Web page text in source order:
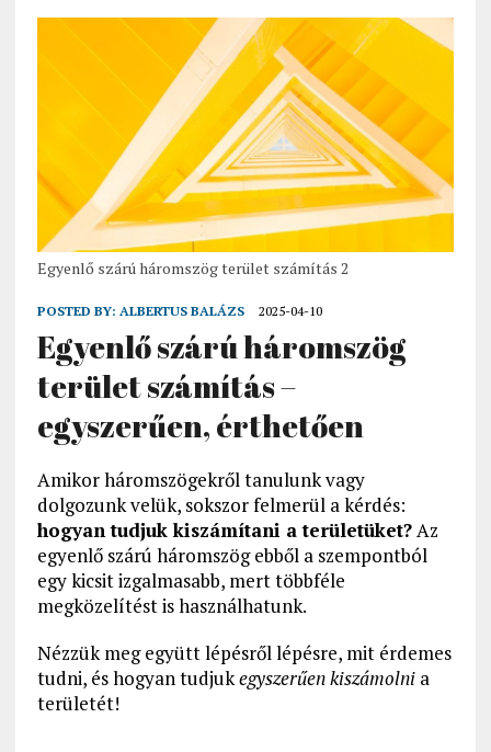
Egyenlő szárú háromszög terület számítás 2
POSTED BY: ALBERTUS BALÁZS 2025-04-10
Egyenlő szárú háromszög
terület számítás –
egyszerűen, érthetően
Amikor háromszögekről tanulunk vagy
dolgozunk velük, sokszor felmerül a kérdés:
hogyan tudjuk kiszámítani a területüket?Az
egyenlő szárú háromszög ebből a szempontból
egy kicsit izgalmasabb, mert többféle
megközelítést is használhatunk.
Nézzük meg együtt lépésről lépésre, mit érdemes
tudni, és hogyan tudjukegyszerűen kiszámolnia
területét!